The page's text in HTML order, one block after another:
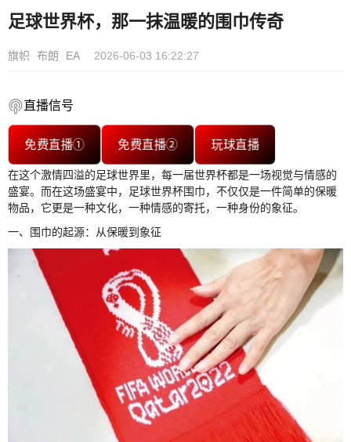
足球世界杯，那一抹温暖的围巾传奇
旗帜 布朗 EA 2026-06-03 16:22:27
直播信号
免费直播① 免费直播② 玩球直播
在这个激情四溢的足球世界里，每一届世界杯都是一场视觉与情感的
盛宴。而在这场盛宴中，足球世界杯围巾，不仅仅是一件简单的保暖
物品，它更是一种文化，一种情感的寄托，一种身份的象征。
一、围巾的起源：从保暖到象征